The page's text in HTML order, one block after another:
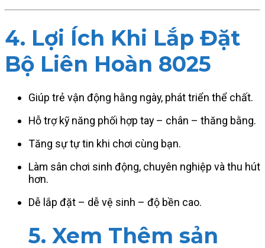
4. Lợi Ích Khi Lắp Đặt
Bộ Liên Hoàn 8025
Giúp trẻ vận động hằng ngày, phát triển thể chất.
Hỗ trợ kỹ năng phối hợp tay – chân – thăng bằng.
Tăng sự tự tin khi chơi cùng bạn.
Làm sân chơi sinh động, chuyên nghiệp và thu hút
hơn.
Dễ lắp đặt – dễ vệ sinh – độ bền cao.
5. Xem Thêm sản